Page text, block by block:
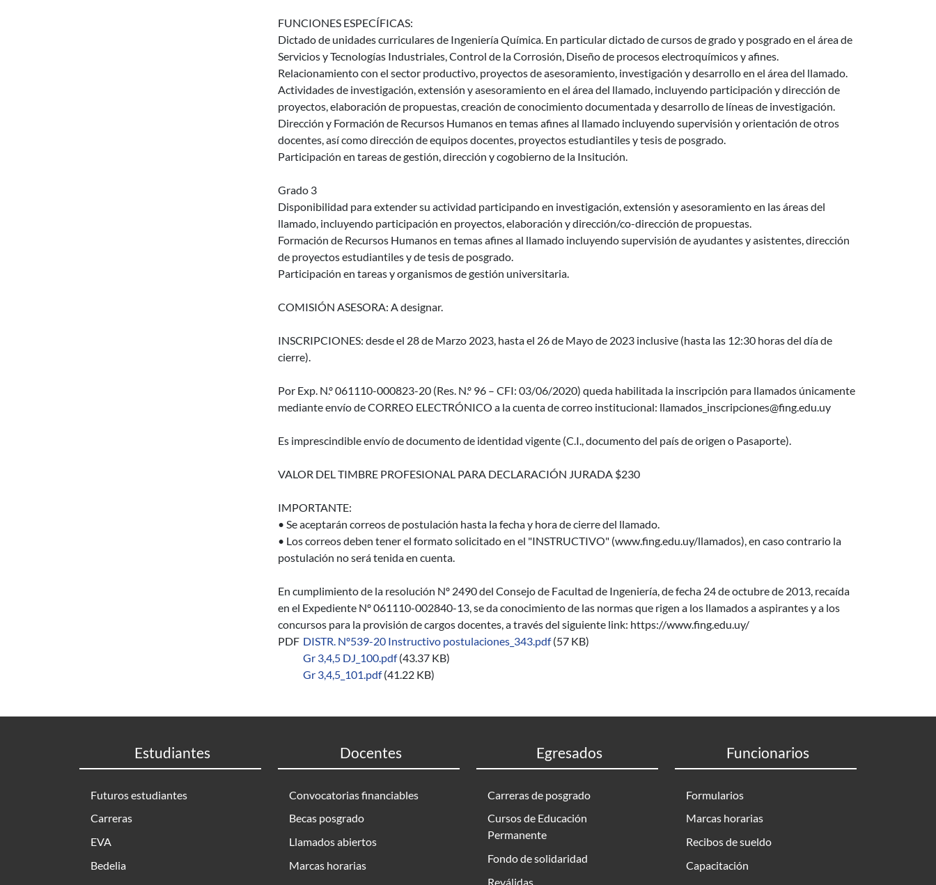
FUNCIONES ESPECÍFICAS:
Dictado de unidades curriculares de Ingeniería Química. En particular dictado de cursos de grado y posgrado en el área de
Servicios y Tecnologías Industriales, Control de la Corrosión, Diseño de procesos electroquímicos y afines.
Relacionamiento con el sector productivo, proyectos de asesoramiento, investigación y desarrollo en el área del llamado.
Actividades de investigación, extensión y asesoramiento en el área del llamado, incluyendo participación y dirección de
proyectos, elaboración de propuestas, creación de conocimiento documentada y desarrollo de líneas de investigación.
Dirección y Formación de Recursos Humanos en temas afines al llamado incluyendo supervisión y orientación de otros
docentes, así como dirección de equipos docentes, proyectos estudiantiles y tesis de posgrado.
Participación en tareas de gestión, dirección y cogobierno de la Insitución.
Grado 3
Disponibilidad para extender su actividad participando en investigación, extensión y asesoramiento en las áreas del
llamado, incluyendo participación en proyectos, elaboración y dirección/co-dirección de propuestas.
Formación de Recursos Humanos en temas afines al llamado incluyendo supervisión de ayudantes y asistentes, dirección
de proyectos estudiantiles y de tesis de posgrado.
Participación en tareas y organismos de gestión universitaria.
COMISIÓN ASESORA: A designar.
INSCRIPCIONES: desde el 28 de Marzo 2023, hasta el 26 de Mayo de 2023 inclusive (hasta las 12:30 horas del día de
cierre).
Por Exp. N.º 061110-000823-20 (Res. N.º 96 – CFI: 03/06/2020) queda habilitada la inscripción para llamados únicamente
mediante envío de CORREO ELECTRÓNICO a la cuenta de correo institucional: llamados_inscripciones@fing.edu.uy
Es imprescindible envío de documento de identidad vigente (C.I., documento del país de origen o Pasaporte).
VALOR DEL TIMBRE PROFESIONAL PARA DECLARACIÓN JURADA $230
IMPORTANTE:
• Se aceptarán correos de postulación hasta la fecha y hora de cierre del llamado.
• Los correos deben tener el formato solicitado en el "INSTRUCTIVO" (www.fing.edu.uy/llamados), en caso contrario la
postulación no será tenida en cuenta.
En cumplimiento de la resolución Nº 2490 del Consejo de Facultad de Ingeniería, de fecha 24 de octubre de 2013, recaída
en el Expediente Nº 061110-002840-13, se da conocimiento de las normas que rigen a los llamados a aspirantes y a los
concursos para la provisión de cargos docentes, a través del siguiente link: https://www.fing.edu.uy/
PDF DISTR. Nº539-20 Instructivo postulaciones_343.pdf (57 KB)
Gr 3,4,5 DJ_100.pdf (43.37 KB)
Gr 3,4,5_101.pdf (41.22 KB)
Estudiantes
Futuros estudiantes
Carreras
EVA
Bedelia
Docentes
Convocatorias financiables
Becas posgrado
Llamados abiertos
Marcas horarias
Egresados
Carreras de posgrado
Cursos de Educación
Permanente
Fondo de solidaridad
Reválidas
Funcionarios
Formularios
Marcas horarias
Recibos de sueldo
Capacitación